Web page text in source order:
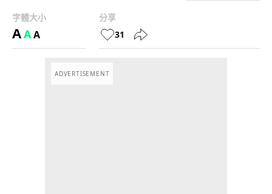
字體大小
AAA
分享
31
ADVERTISEMENT